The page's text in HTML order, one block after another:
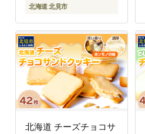
北海道 北見市
北海道 チーズチョコサ